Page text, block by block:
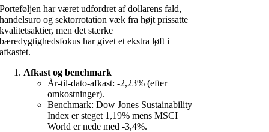
Porteføljen har været udfordret af dollarens fald,
handelsuro og sektorrotation væk fra højt prissatte
kvalitetsaktier, men det stærke
bæredygtighedsfokus har givet et ekstra løft i
afkastet.
Afkast og benchmark
År-til-dato-afkast: -2,23% (efter
omkostninger).
Benchmark: Dow Jones Sustainability
Index er steget 1,19% mens MSCI
World er nede med -3,4%.